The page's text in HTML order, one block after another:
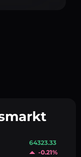
64323.33
-0.21%